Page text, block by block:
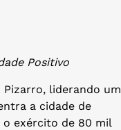
Positivo
Pizarro, liderando um
a cidade de
o exército de 80 mil